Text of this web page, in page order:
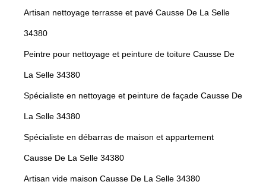
Artisan nettoyage terrasse et pavé Causse De La Selle
34380
Peintre pour nettoyage et peinture de toiture Causse De
La Selle 34380
Spécialiste en nettoyage et peinture de façade Causse De
La Selle 34380
Spécialiste en débarras de maison et appartement
Causse De La Selle 34380
Artisan vide maison Causse De La Selle 34380